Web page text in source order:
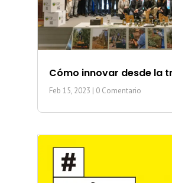
Cómo innovar desde la
Feb 15, 2023 | 0 Comentario